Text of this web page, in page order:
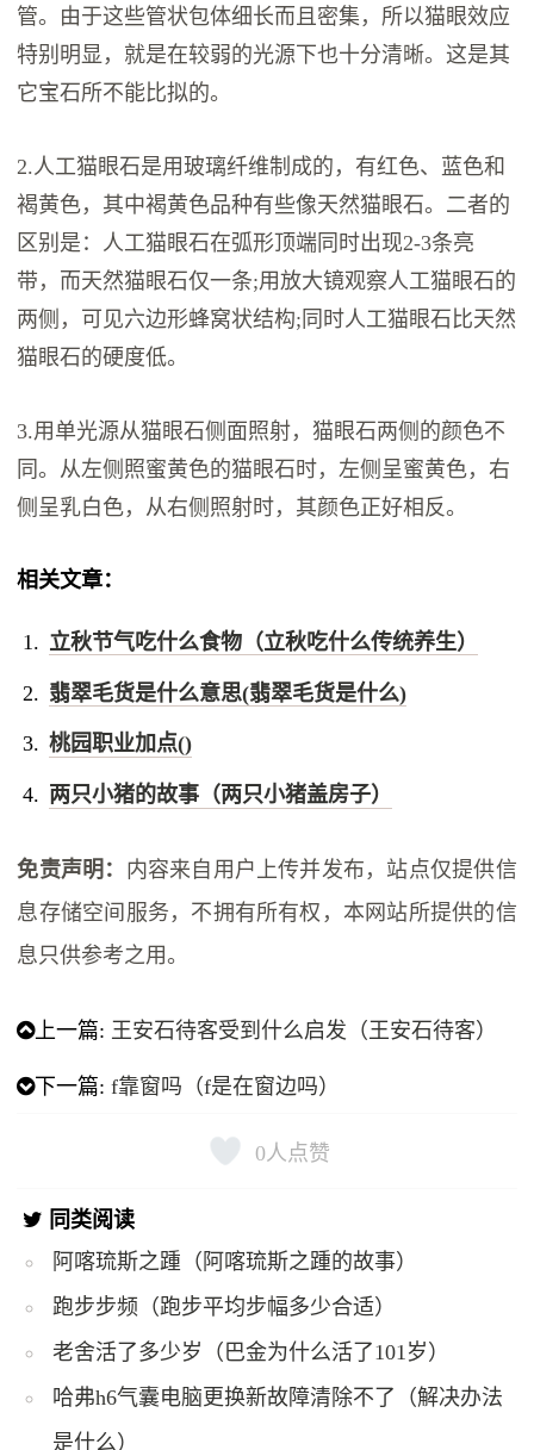
管。由于这些管状包体细长而且密集，所以猫眼效应
特别明显，就是在较弱的光源下也十分清晰。这是其
它宝石所不能比拟的。
2.人工猫眼石是用玻璃纤维制成的，有红色、蓝色和
褐黄色，其中褐黄色品种有些像天然猫眼石。二者的
区别是：人工猫眼石在弧形顶端同时出现2-3条亮
带，而天然猫眼石仅一条;用放大镜观察人工猫眼石的
两侧，可见六边形蜂窝状结构;同时人工猫眼石比天然
猫眼石的硬度低。
3.用单光源从猫眼石侧面照射，猫眼石两侧的颜色不
同。从左侧照蜜黄色的猫眼石时，左侧呈蜜黄色，右
侧呈乳白色，从右侧照射时，其颜色正好相反。
相关文章：
立秋节气吃什么食物（立秋吃什么传统养生）
翡翠毛货是什么意思(翡翠毛货是什么)
桃园职业加点()
两只小猪的故事（两只小猪盖房子）
免责声明： 内容来自用户上传并发布，站点仅提供信
息存储空间服务，不拥有所有权，本网站所提供的信
息只供参考之用。
上一篇: 王安石待客受到什么启发（王安石待客）
下一篇:f靠窗吗（f是在窗边吗）
0人点赞
同类阅读
阿喀琉斯之踵（阿喀琉斯之踵的故事）
跑步步频（跑步平均步幅多少合适）
老舍活了多少岁（巴金为什么活了101岁）
哈弗h6气囊电脑更换新故障清除不了（解决办法
是什么）